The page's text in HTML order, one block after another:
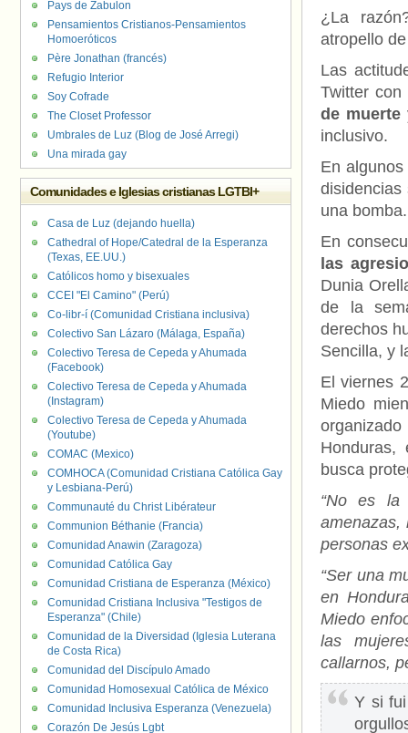
¿La
atropello
Las
Twitter
de muerte
inclusivo.
En
disidencias
una bomba.
En
las
Dunia
de la
derechos
Sencilla, y
El viernes
Miedo
busca
“No es la
amenazas,
personas
“Ser una
en
Miedo
las
callarnos,
Y si
Pays de Zabulon
Pensamientos Cristianos-Pensamientos
Homoeróticos
Père Jonathan (francés)
Refugio Interior
Soy Cofrade
The Closet Professor
Umbrales de Luz (Blog de José Arregi)
Una mirada gay
Comunidades e Iglesias cristianas LGTBI+
Casa de Luz (dejando huella)
Cathedral of Hope/Catedral de la Esperanza
(Texas, EE.UU.)
Católicos homo y bisexuales
CCEI "El Camino" (Perú)
Co-libr-í (Comunidad Cristiana inclusiva)
Colectivo San Lázaro (Málaga, España)
Colectivo Teresa de Cepeda y Ahumada
(Facebook)
Colectivo Teresa de Cepeda y Ahumada
(Instagram)
Colectivo Teresa de Cepeda y Ahumada
(Youtube)
COMAC (Mexico)
COMHOCA (Comunidad Cristiana Católica Gay
y Lesbiana-Perú)
Communauté du Christ Libérateur
Communion Béthanie (Francia)
Comunidad Anawin (Zaragoza)
Comunidad Católica Gay
Comunidad Cristiana de Esperanza (México)
Comunidad Cristiana Inclusiva "Testigos de
Esperanza" (Chile)
Comunidad de la Diversidad (Iglesia Luterana
de Costa Rica)
Comunidad del Discípulo Amado
Comunidad Homosexual Católica de México
Comunidad Inclusiva Esperanza (Venezuela)
Corazón De Jesús Lgbt